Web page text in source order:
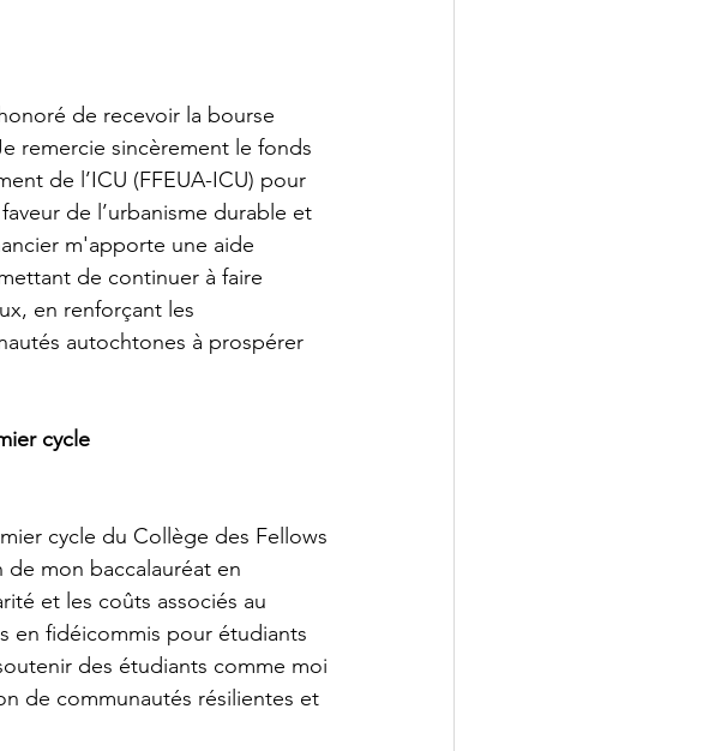
de recevoir la bourse
remercie sincèrement le fonds
de l’ICU (FFEUA-ICU) pour
de l’urbanisme durable et
m'apporte une aide
de continuer à faire
en renforçant les
autochtones à prospérer
cycle
cycle du Collège des Fellows
mon baccalauréat en
et les coûts associés au
en fidéicommis pour étudiants
des étudiants comme moi
de communautés résilientes et